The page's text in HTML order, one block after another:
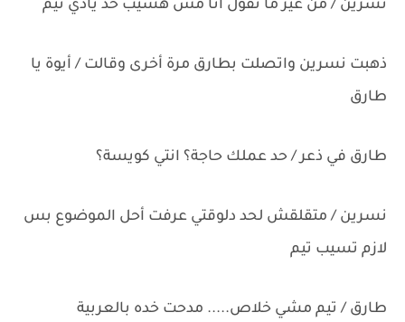
نسرين / من غير ما تقول انا مش هسيب حد يأذي تيم
ذهبت نسرين واتصلت بطارق مرة أخرى وقالت / أيوة يا
طارق
طارق في ذعر / حد عملك حاجة؟ انتي كويسة؟
نسرين / متقلقش لحد دلوقتي عرفت أحل الموضوع بس
لازم تسيب تيم
طارق / تيم مشي خلاص..... مدحت خده بالعربية